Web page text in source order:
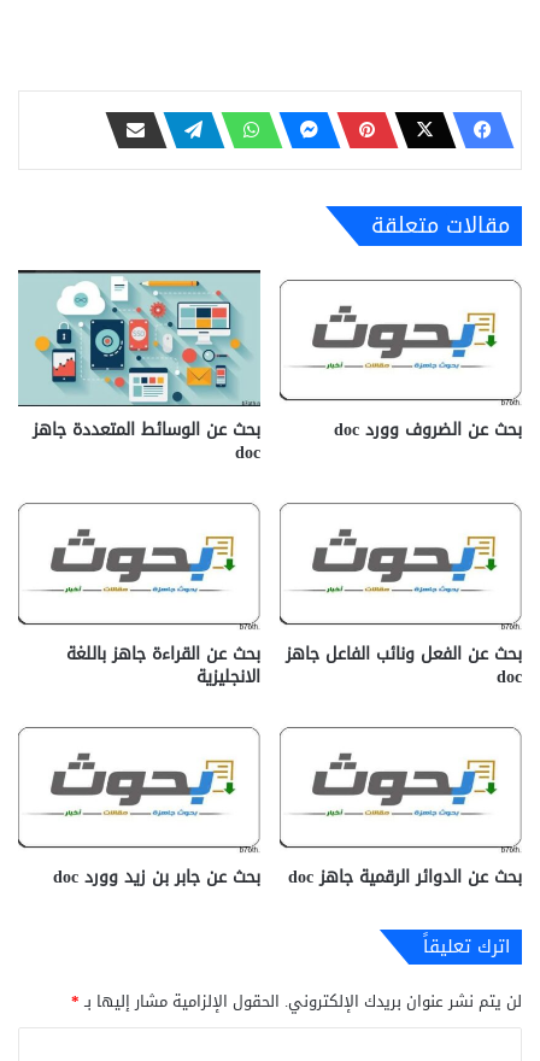
مقالات متعلقة
بحث عن الضروف وورد doc بحث عن الوسائط المتعددة ‫‬جاهز
doc‎
بحث عن الفعل ونائب الفاعل جاهز
doc‎
بحث عن القراءة جاهز باللغة
الانجليزية
بحث عن الدوائر الرقمية جاهز doc‎ بحث عن جابر بن زيد وورد doc
اترك تعليقاً
لن يتم نشر عنوان بريدك الإلكتروني. الحقول الإلزامية مشار إليها بـ*